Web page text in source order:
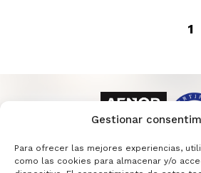
Gestionar
Para ofrecer las mejores experiencias,
como las cookies para almacenar y/o
1